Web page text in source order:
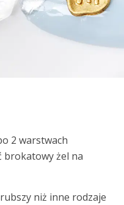
2 warstwach
brokatowy żel na
niż inne rodzaje